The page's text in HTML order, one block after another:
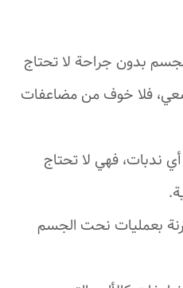
بدون جراحة لا تحتاج
فلا خوف من مضاعفات
ندبات، فهي لا تحتاج
بعمليات نحت الجسم